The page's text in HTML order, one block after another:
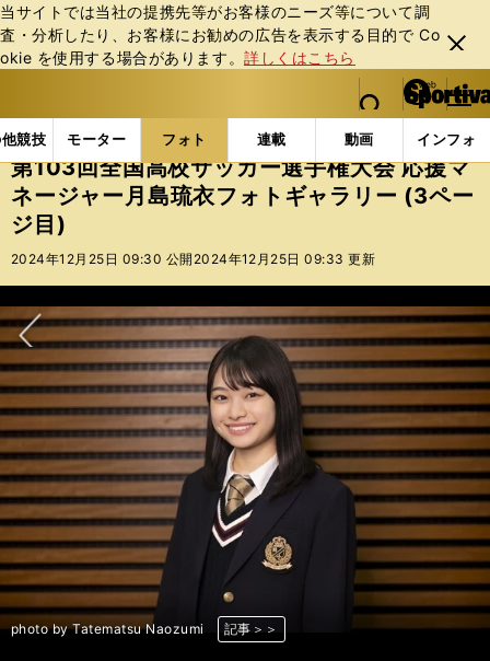
当サイトでは当社の提携先等がお客様のニーズ等について調
査・分析したり、お客様にお勧めの広告を表⽰する⽬的で Co
okie を使⽤する場合があります。詳しくはこちら
閉じ
る
web Sportiva (webスポルティーバ)
検索
マイペ
ー
ジ
メニュ
競技 モーター フォト 連載 動画 インフォ
b
ス
ポ
ル
テ
ー
バ
フォトギャラリー 第103回全国高校サッカー選手権大
第103回全国高校サッカー選手権大会 応援マ
ネージャー月島琉衣フォトギャラリー (3ペー
ジ目)
2024年12月25日 09:30 公開 2024年12月25日 09:33 更新
次へ
photo by Tatematsu Naozumi 記事＞＞
photo by Tatematsu Naozumi 記事＞＞
photo by Tatematsu Naozumi 記事＞＞
photo by Tatematsu Naozumi 記事＞＞
photo by Tatematsu Naozumi 記事＞＞
photo by Tatematsu Naozumi 記事＞＞
photo by Tatematsu Naozumi 記事＞＞
photo by Tatematsu Naozumi 記事＞＞
photo by Tatematsu Naozumi 記事＞＞
photo by Tatematsu Naozumi 記事＞＞
photo by Tatematsu Naozumi 記事＞＞
photo by Tatematsu Naozumi 記事＞＞
前へ